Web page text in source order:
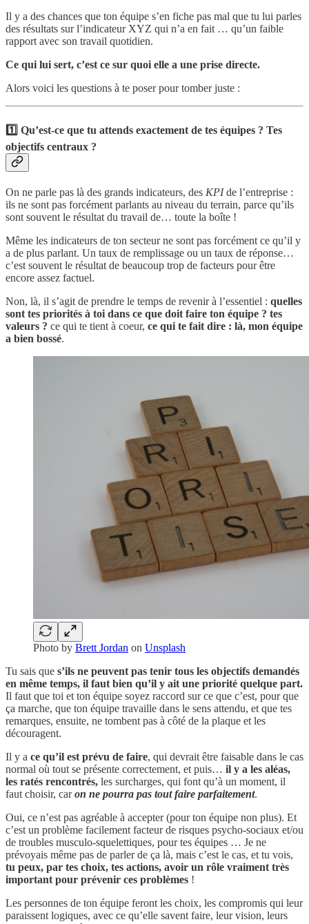
Il y a des chances que ton équipe s’en fiche pas mal que tu lui parles
des résultats sur l’indicateur XYZ qui n’a en fait … qu’un faible
rapport avec son travail quotidien.
Ce qui lui sert, c’est ce sur quoi elle a une prise directe.
Alors voici les questions à te poser pour tomber juste :
1️⃣ Qu’est-ce que tu attends exactement de tes équipes ? Tes
objectifs centraux ?
On ne parle pas là des grands indicateurs, des KPIde l’entreprise :
ils ne sont pas forcément parlants au niveau du terrain, parce qu’ils
sont souvent le résultat du travail de… toute la boîte !
Même les indicateurs de ton secteur ne sont pas forcément ce qu’il y
a de plus parlant. Un taux de remplissage ou un taux de réponse…
c’est souvent le résultat de beaucoup trop de facteurs pour être
encore assez factuel.
Non, là, il s’agit de prendre le temps de revenir à l’essentiel : quelles
sont tes priorités à toi dans ce que doit faire ton équipe ? tes
valeurs ? ce qui te tient à coeur, ce qui te fait dire : là, mon équipe
a bien bossé.
Photo by Brett Jordan on Unsplash
Tu sais que s’ils ne peuvent pas tenir tous les objectifs demandés
en même temps, il faut bien qu’il y ait une priorité quelque part.
Il faut que toi et ton équipe soyez raccord sur ce que c’est, pour que
ça marche, que ton équipe travaille dans le sens attendu, et que tes
remarques, ensuite, ne tombent pas à côté de la plaque et les
découragent.
Il y a ce qu’il est prévu de faire, qui devrait être faisable dans le cas
normal où tout se présente correctement, et puis… il y a les aléas,
les ratés rencontrés, les surcharges, qui font qu’à un moment, il
faut choisir, caron ne pourra pas tout faire parfaitement.
Oui, ce n’est pas agréable à accepter (pour ton équipe non plus). Et
c’est un problème facilement facteur de risques psycho-sociaux et/ou
de troubles musculo-squelettiques, pour tes équipes … Je ne
prévoyais même pas de parler de ça là, mais c’est le cas, et tu vois,
tu peux, par tes choix, tes actions, avoir un rôle vraiment très
important pour prévenir ces problèmes !
Les personnes de ton équipe feront les choix, les compromis qui leur
paraissent logiques, avec ce qu’elle savent faire, leur vision, leurs